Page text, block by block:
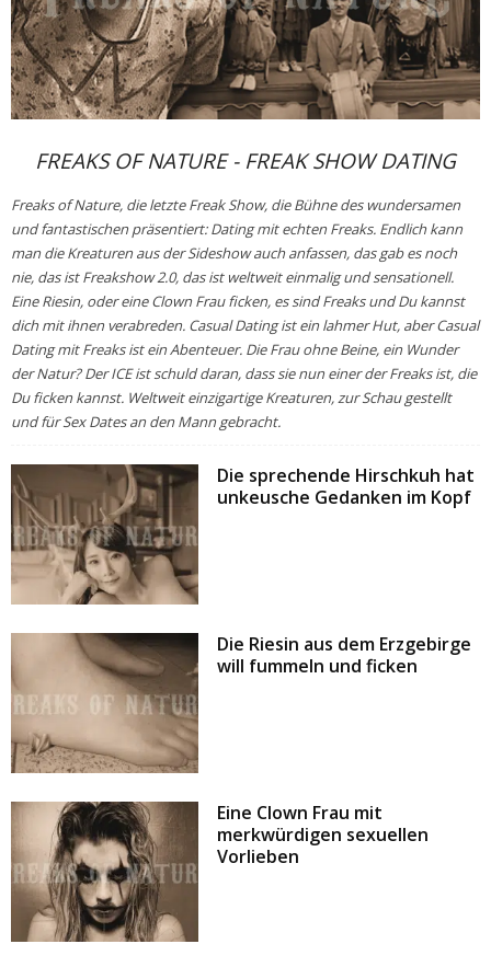
FREAKS OF NATURE - FREAK SHOW DATING
Freaks of Nature, die letzte Freak Show, die Bühne des wundersamen
und fantastischen präsentiert: Dating mit echten Freaks. Endlich kann
man die Kreaturen aus der Sideshow auch anfassen, das gab es noch
nie, das ist Freakshow 2.0, das ist weltweit einmalig und sensationell.
Eine Riesin, oder eine Clown Frau ficken, es sind Freaks und Du kannst
dich mit ihnen verabreden. Casual Dating ist ein lahmer Hut, aber Casual
Dating mit Freaks ist ein Abenteuer. Die Frau ohne Beine, ein Wunder
der Natur? Der ICE ist schuld daran, dass sie nun einer der Freaks ist, die
Du ficken kannst. Weltweit einzigartige Kreaturen, zur Schau gestellt
und für Sex Dates an den Mann gebracht.
Die sprechende Hirschkuh hat
unkeusche Gedanken im Kopf
Die Riesin aus dem Erzgebirge
will fummeln und ficken
Eine Clown Frau mit
merkwürdigen sexuellen
Vorlieben